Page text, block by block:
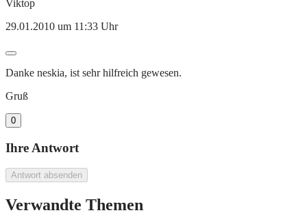
Viktop
29.01.2010 um 11:33 Uhr
Danke neskia, ist sehr hilfreich gewesen.
Gruß
0
Ihre Antwort
Antwort absenden
Verwandte Themen